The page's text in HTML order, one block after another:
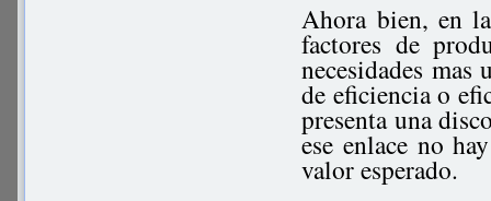
Ahora bien, en
factores de
necesidades mas
de eficiencia o
presenta una
ese enlace no
valor esperado.